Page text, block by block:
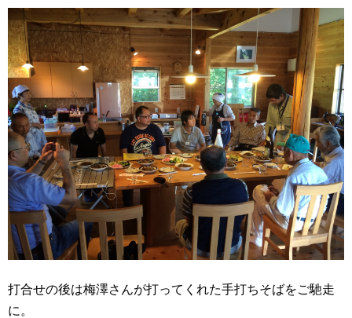
打合せの後は梅澤さんが打ってくれた手打ちそばをご馳走
に。